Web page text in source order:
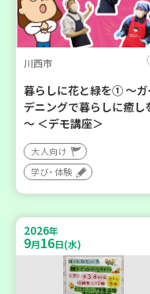
川西市
暮らしに花と緑を① ～ガ
デニングで暮らしに癒し
～ ＜デモ講座＞
大人向け
学び・体験
2026年
9月16日(水)